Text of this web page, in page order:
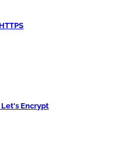
Let's Encrypt